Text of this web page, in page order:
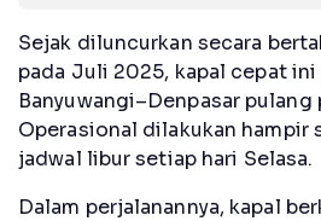
Sejak diluncurkan secara
pada Juli 2025, kapal cepat
Banyuwangi–Denpasar
Operasional dilakukan hampir
jadwal libur setiap hari Selasa.
Dalam perjalanannya, kapal